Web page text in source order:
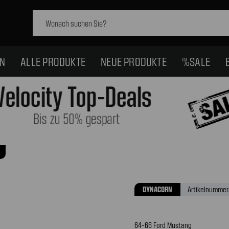
ALLE PRODUKTE NEUE PRODUKTE %SALE
DYNACORN
64-66 Ford Mustang